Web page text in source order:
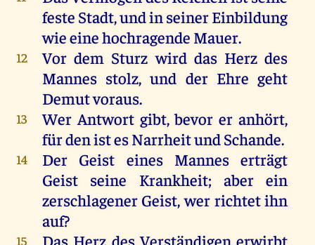
feste Stadt,undinseinerEinbildung
wieeinehochragende Mauer.
12 Vor dem Sturzwird das Herz des
Mannes stolz,und der Ehre geht
Demutvoraus.
13 Wer Antwort gibt, bevorer anhört,
fürdenistesNarrheitundSchande.
14 Der Geist eines Manneserträgt
Geist
seine Krankheit; aber ein
zerschlagener Geist,wer richtetihn
auf?
15 Das Herz des Verständigen erwirbt